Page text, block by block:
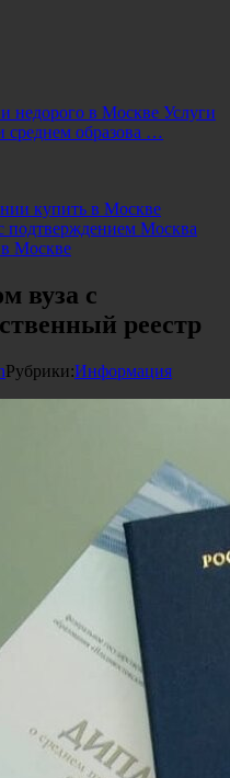
недорого в Москве Услуги
образова …
купить в Москве
подтверждением Москва
Москве
вуза с
реестр
Рубрики:Информация